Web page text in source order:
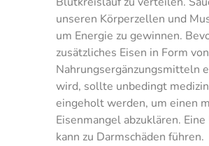
unseren Körperzellen und
um Energie zu gewinnen.
zusätzliches Eisen in Form von
Nahrungsergänzungsmitteln
wird, sollte unbedingt
eingeholt werden, um einen
Eisenmangel abzuklären.
kann zu Darmschäden führen.